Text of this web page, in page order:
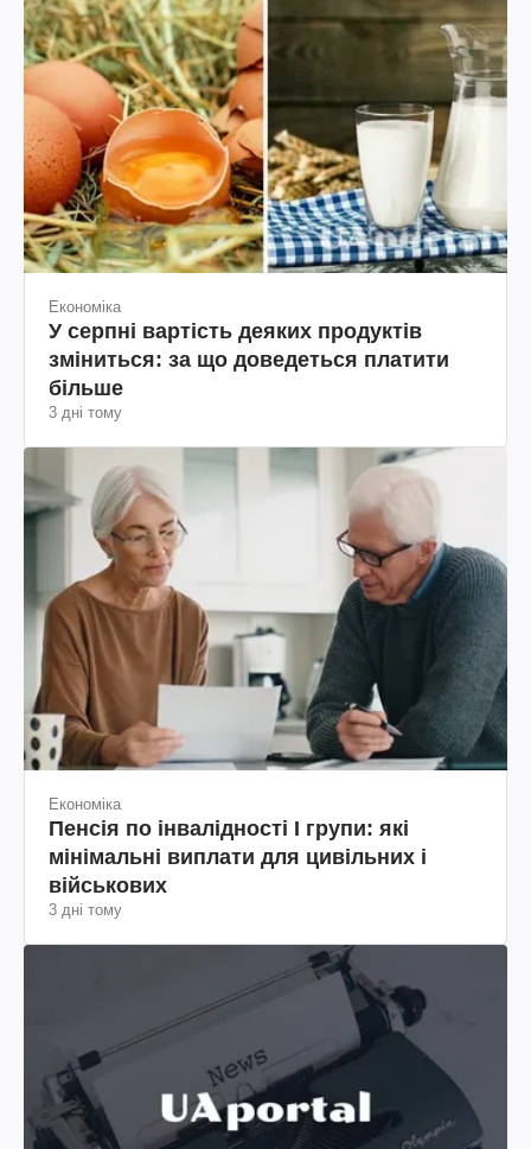
Економіка
У серпні вартість деяких продуктів
зміниться: за що доведеться платити
більше
3 дні тому
Економіка
Пенсія по інвалідності I групи: які
мінімальні виплати для цивільних і
військових
3 дні тому